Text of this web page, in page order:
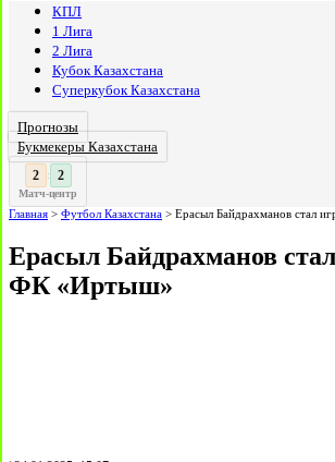
КПЛ
1 Лига
2 Лига
Кубок Казахстана
Суперкубок Казахстана
Прогнозы
Букмекеры Казахстана
3 : 3
Матч-центр
Главная > Футбол Казахстана > Ерасыл Байдрахманов стал
Ерасыл Байдрахманов
ФК «Иртыш»